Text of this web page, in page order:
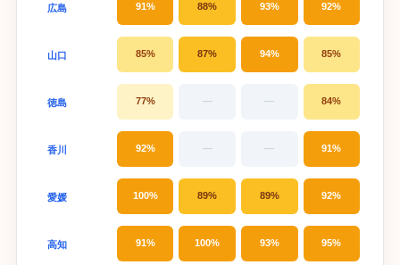
広島 91% 88% 93% 92%
山口 85% 87% 94% 85%
徳島 77% — — 84%
香川 92% — — 91%
愛媛 100% 89% 89% 92%
高知 91% 100% 93% 95%